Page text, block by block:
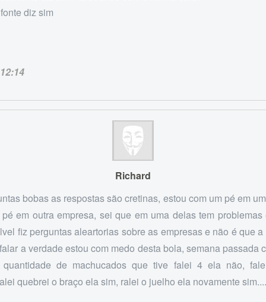
diz sim
12:14
Richard
bobas as respostas são cretinas, estou com um pé em
em outra empresa, sei que em uma delas tem
fiz perguntas aleartorias sobre as empresas e não é que
a verdade estou com medo desta bola, semana passada
quantidade de machucados que tive falei 4 ela não,
quebrei o braço ela sim, ralei o juelho ela novamente